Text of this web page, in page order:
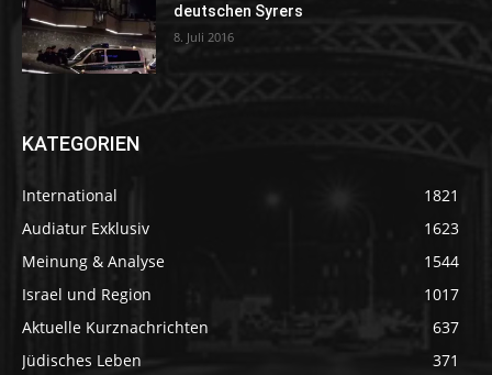
deutschen Syrers
8. Juli 2016
KATEGORIEN
International
1821
Audiatur Exklusiv
1623
Meinung & Analyse
1544
Israel und Region
1017
Aktuelle Kurznachrichten
637
Jüdisches Leben
371